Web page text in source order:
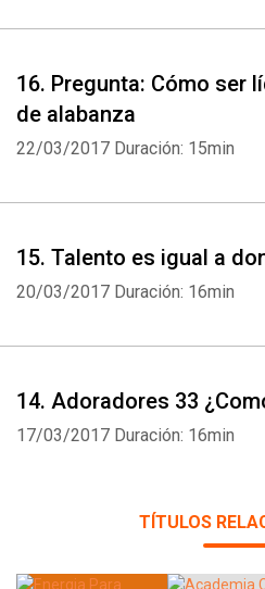
16. Pregunta: Cómo ser
de alabanza
22/03/2017 Duración: 15min
15. Talento es igual a
20/03/2017 Duración: 16min
14. Adoradores 33
17/03/2017 Duración: 16min
TÍTULOS